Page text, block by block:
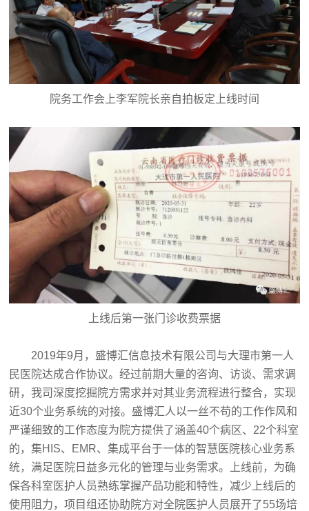
院务工作会上李军院长亲自拍板定上线时间
上线后第一张门诊收费票据
2019年9月，盛博汇信息技术有限公司与大理市第一人
民医院达成合作协议。经过前期大量的咨询、访谈、需求调
研，我司深度挖掘院方需求并对其业务流程进行整合，实现
近30个业务系统的对接。盛博汇人以一丝不苟的工作作风和
严谨细致的工作态度为院方提供了涵盖40个病区、22个科室
的，集HIS、EMR、集成平台于一体的智慧医院核心业务系
统，满足医院日益多元化的管理与业务需求。上线前，为确
保各科室医护人员熟练掌握产品功能和特性，减少上线后的
使用阻力，项目组还协助院方对全院医护人员展开了55场培